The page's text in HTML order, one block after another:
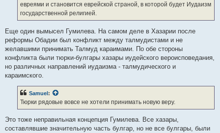
евреями и становится еврейской страной, в которой будет Иудаизм
государственной религией.
Еще один вымысел Гумилева. На самом деле в Хазарии после
реформы Обадии был конфликт между талмудистами и не
желавшими принимать Талмуд караимами. По обе стороны
конфликта были тюрки-булгары хазары иудейского вероисповедания,
но различных направлений иудаизма - талмудического и
караимского.
Samuel:
Тюрки рядовые вовсе не хотели принимать новую веру.
Это тоже неправильная концепция Гумилева. Все хазары,
составлявшие значительную часть булгар, но не все булгары, были